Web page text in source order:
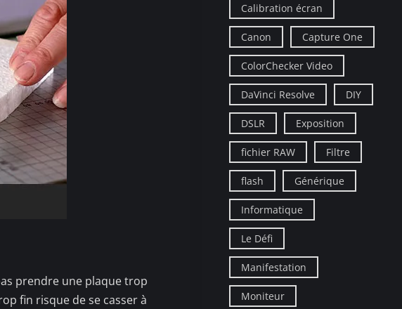
prendre une plaque trop
fin risque de se casser à
Calibration écran
Canon Capture One
ColorChecker Video
DaVinci Resolve DIY
DSLR Exposition
fichier RAW Filtre
flash Générique
Informatique
Le Défi
Manifestation
Moniteur